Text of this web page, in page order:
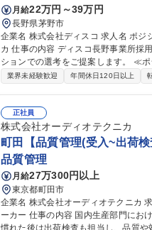
月給22万円～39万円
長野県茅野市
企業名 株式会社ディスコ 求人名 ポジションサーチ◆ディスコ長野事業所に興味がある方へ／半導体製造装置メー
カ 仕事の内容 ディスコ長野事業所採用担当が、現在公開していないポジションも含め、ご経験に応じ最適なポジ
ションでの選考をご提案します。 ≪ポジション事例≫■内製設備の設計開発（メカ/エレキ/ソフト） ■半導体製造
装置に搭載される各種モータの設計
興味がある方へ／半導体製造装置メーカ
業界未経験歓迎 年間休日120日以上
正社員
株式会社オーディオテクニカ
町田【品質管理(受入~出荷
品質管理
月給27万300円以上
東京都町田市
企業名 株式会社オーディオテクニカ 求人名 町田【品質管理(受入～出荷検査)】生産部門経験者歓迎/世界的音響メ
ーカー 仕事の内容 国内生産部門における品質管理業務として、まずは部品の受入検査からお任せします。業務に
慣れた後は出荷検査も担当し、品質